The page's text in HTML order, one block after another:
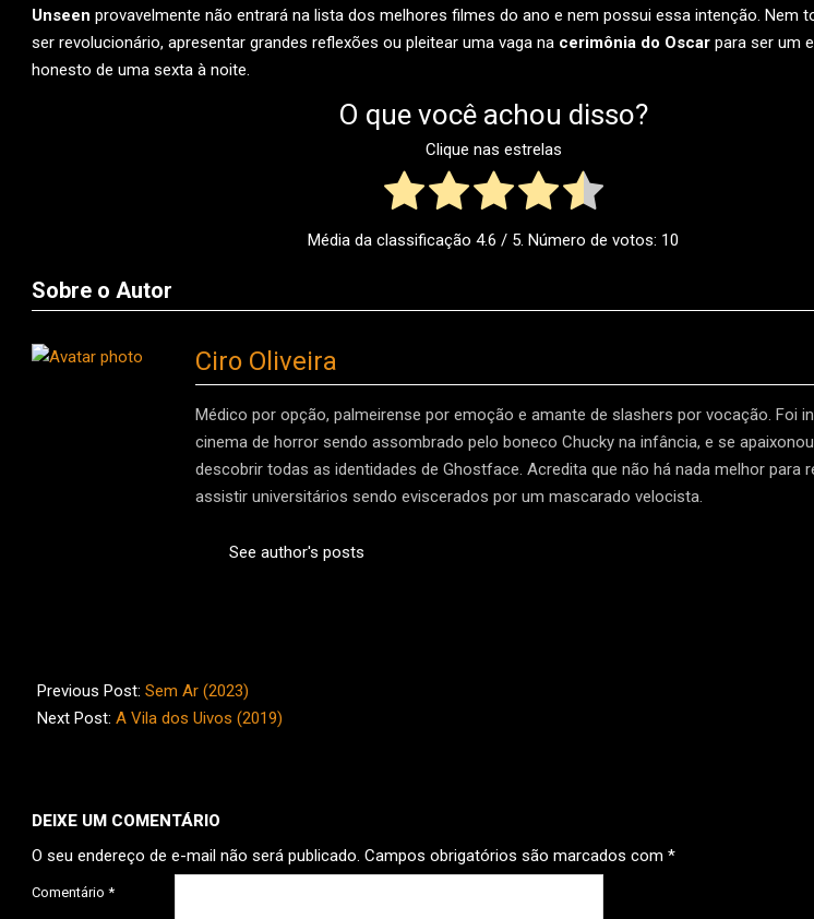
Unseen provavelmente não entrará na lista dos melhores filmes do ano e nem possui essa intenção. Nem
ser revolucionário, apresentar grandes reflexões ou pleitear uma vaga na cerimônia do Oscar para ser um
honesto de uma sexta à noite.
O que você achou disso?
Clique nas estrelas
Média da classificação 4.6 / 5. Número de votos: 10
Sobre o Autor
Ciro Oliveira
Médico por opção, palmeirense por emoção e amante de slashers por vocação. Foi
cinema de horror sendo assombrado pelo boneco Chucky na infância, e se
descobrir todas as identidades de Ghostface. Acredita que não há nada melhor para
assistir universitários sendo eviscerados por um mascarado velocista.
See author's posts
09-
17
Previous Post: Sem Ar (2023)
Next Post: A Vila dos Uivos (2019)
DEIXE UM COMENTÁRIO
O seu endereço de e-mail não será publicado. Campos obrigatórios são marcados com *
Comentário *